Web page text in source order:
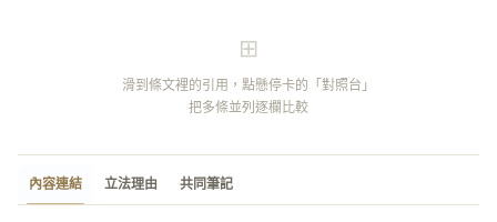
⊞
滑到條文裡的引用，點懸停卡的「對照台」
把多條並列逐欄比較
內容連結 立法理由 共同筆記